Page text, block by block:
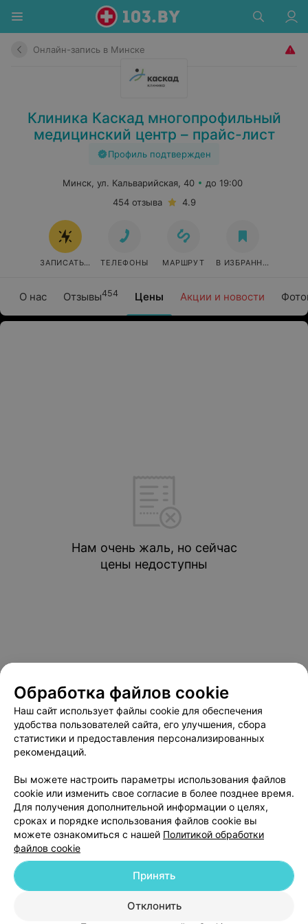
Онлайн-запись в Минске
Клиника Каскад многопрофильный
медицинский центр – прайс-лист
Профиль подтвержден
О нас Отзывы454 Цены Акции и новости
Минск, ул. Кальварийская, 40
до 19:00
454 отзыва
4.9
ЗАПИСАТЬСЯ ОНЛАЙН
ТЕЛЕФОНЫ МАРШРУТ В ИЗБРАННОЕ
Нам очень жаль, но сейчас
цены недоступны
Медицинский маркетинг
Публичный договор
Пользовательское соглашение
Способы оплаты
Вакансии
Партнеры
Написать в поддержку
Персональные настройки cookie
Обработка персональных данных
Обработка файлов cookie
Наш сайт использует файлы cookie для обеспечения
удобства пользователей сайта, его улучшения, сбора
статистики и предоставления персонализированных
рекомендаций.
Вы можете настроить параметры использования файлов
cookie или изменить свое согласие в более позднее время.
Для получения дополнительной информации о целях,
сроках и порядке использования файлов cookie вы
можете ознакомиться с нашей Политикой обработки
файлов cookie
Отклонить
Принять